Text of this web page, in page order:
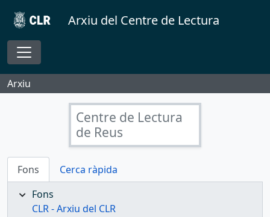
Skip to main content
Arxiu del Centre de Lectura
Toggle navigation
Arxiu
Centre de Lectura
de Reus
Fons
Cerca ràpida
Fons
CLR - Arxiu del CLR